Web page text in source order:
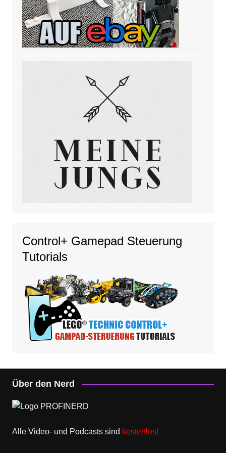
Control+ Gamepad Steuerung
Tutorials
Über den Nerd
Alle Video- und Podcasts sind kostenlos!